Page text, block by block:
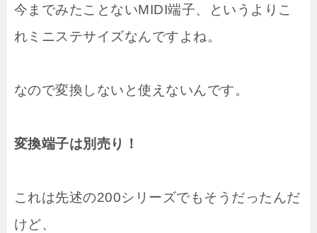
今までみたことないMIDI端子、というよりこ
れミニステサイズなんですよね。
なので変換しないと使えないんです。
変換端子は別売り！
これは先述の200シリーズでもそうだったんだ
けど、